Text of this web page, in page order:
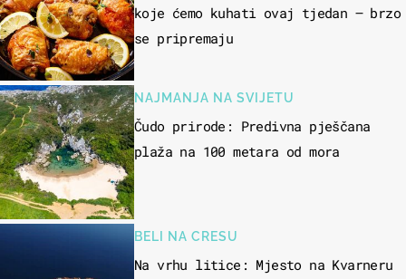
koje ćemo kuhati ovaj tjedan – brzo
se pripremaju
NAJMANJA NA SVIJETU
Čudo prirode: Predivna pješčana
plaža na 100 metara od mora
BELI NA CRESU
Na vrhu litice: Mjesto na Kvarneru